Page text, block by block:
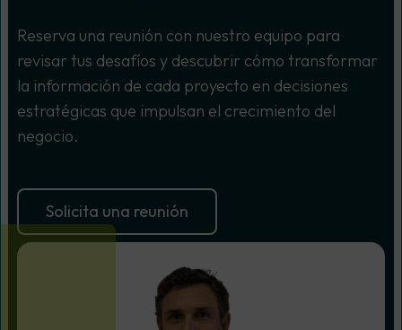
Reserva una reunión con nuestro equipo para
revisar tus desafíos y descubrir cómo transformar
la información de cada proyecto en decisiones
estratégicas que impulsan el crecimiento del
negocio.
Solicita una reunión